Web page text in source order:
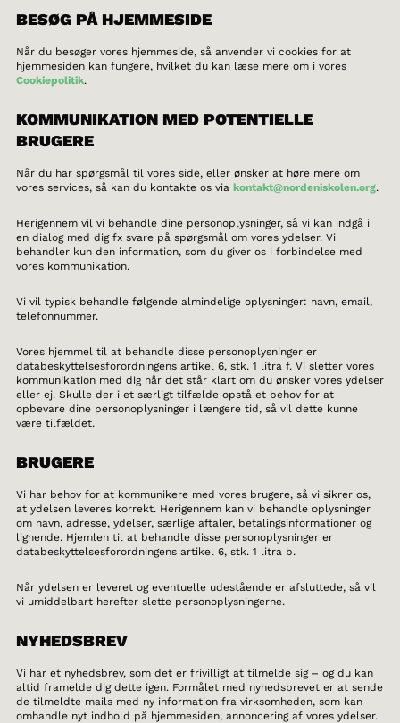
BESØG PÅ HJEMMESIDE
Når du besøger vores hjemmeside, så anvender vi cookies for at
hjemmesiden kan fungere, hvilket du kan læse mere om i vores
Cookiepolitik.
KOMMUNIKATION MED POTENTIELLE
BRUGERE
Når du har spørgsmål til vores side, eller ønsker at høre mere om
vores services, så kan du kontakte os via kontakt@nordeniskolen.org.
Herigennem vil vi behandle dine personoplysninger, så vi kan indgå i
en dialog med dig fx svare på spørgsmål om vores ydelser. Vi
behandler kun den information, som du giver os i forbindelse med
vores kommunikation.
Vi vil typisk behandle følgende almindelige oplysninger: navn, email,
telefonnummer.
Vores hjemmel til at behandle disse personoplysninger er
databeskyttelsesforordningens artikel 6, stk. 1 litra f. Vi sletter vores
kommunikation med dig når det står klart om du ønsker vores ydelser
eller ej. Skulle der i et særligt tilfælde opstå et behov for at
opbevare dine personoplysninger i længere tid, så vil dette kunne
være tilfældet.
BRUGERE
Vi har behov for at kommunikere med vores brugere, så vi sikrer os,
at ydelsen leveres korrekt. Herigennem kan vi behandle oplysninger
om navn, adresse, ydelser, særlige aftaler, betalingsinformationer og
lignende. Hjemlen til at behandle disse personoplysninger er
databeskyttelsesforordningens artikel 6, stk. 1 litra b.
Når ydelsen er leveret og eventuelle udestående er afsluttede, så vil
vi umiddelbart herefter slette personoplysningerne.
NYHEDSBREV
Vi har et nyhedsbrev, som det er frivilligt at tilmelde sig – og du kan
altid framelde dig dette igen. Formålet med nyhedsbrevet er at sende
de tilmeldte mails med ny information fra virksomheden, som kan
omhandle nyt indhold på hjemmesiden, annoncering af vores ydelser.